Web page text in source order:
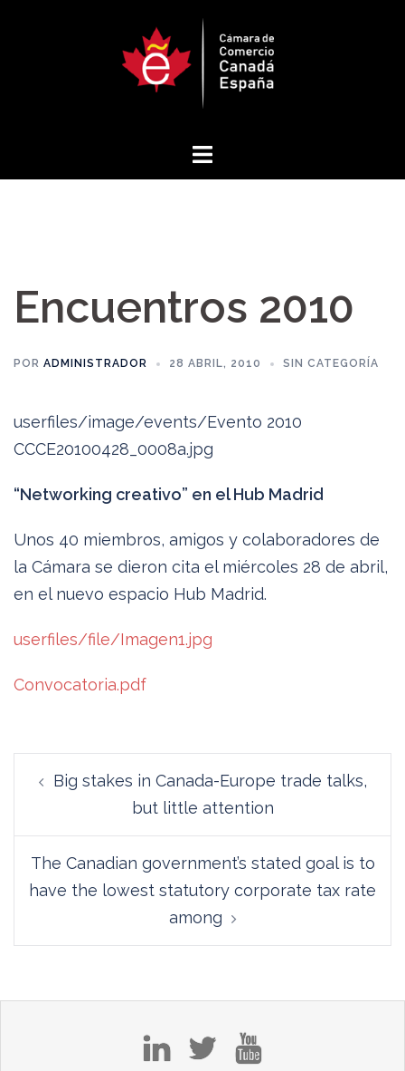
Encuentros 2010
POR ADMINISTRADOR 28 ABRIL, 2010 SIN CATEGORÍA
userfiles/image/events/Evento 2010
CCCE20100428_0008a.jpg
“Networking creativo” en el Hub Madrid
Unos 40 miembros, amigos y colaboradores de
la Cámara se dieron cita el miércoles 28 de abril,
en el nuevo espacio Hub Madrid.
userfiles/file/Imagen1.jpg
Convocatoria.pdf
de Big stakes in Canada-Europe trade talks,
but little attention
The Canadian government’s stated goal is to
have the lowest statutory corporate tax rate
among